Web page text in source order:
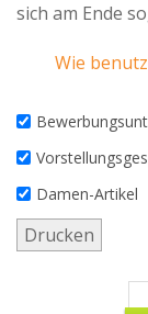
sich am Ende
Wie
Damen-Artikel
Drucken